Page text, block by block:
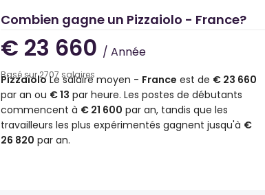
Combien gagne un Pizzaiolo - France?
€ 23 660 / Année
Basé sur 2707 salaires
PizzaioloLe salaire moyen - France est de € 23 660
par an ou € 13 par heure. Les postes de débutants
commencent à € 21 600 par an, tandis que les
travailleurs les plus expérimentés gagnent jusqu'à €
26 820 par an.